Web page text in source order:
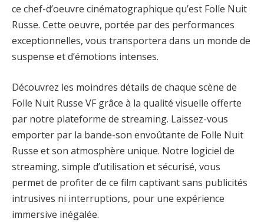
ce chef-d’oeuvre cinématographique qu’est Folle Nuit
Russe. Cette oeuvre, portée par des performances
exceptionnelles, vous transportera dans un monde de
suspense et d’émotions intenses.
Découvrez les moindres détails de chaque scène de
Folle Nuit Russe VF grâce à la qualité visuelle offerte
par notre plateforme de streaming. Laissez-vous
emporter par la bande-son envoûtante de Folle Nuit
Russe et son atmosphère unique. Notre logiciel de
streaming, simple d’utilisation et sécurisé, vous
permet de profiter de ce film captivant sans publicités
intrusives ni interruptions, pour une expérience
immersive inégalée.